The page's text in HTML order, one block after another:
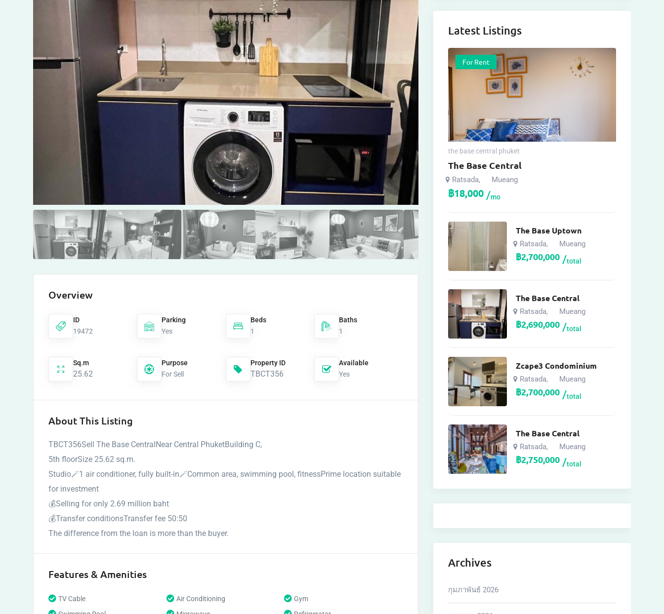
Overview
ID
19472
Parking
Yes
Beds
1
Baths
1
Sq.m
25.62
Purpose
For Sell
Property ID
TBCT356
Available
Yes
About This Listing
TBCT356Sell The Base CentralNear Central PhuketBuilding C,
5th floorSize 25.62 sq.m.
Studio🪄1 air conditioner, fully built-in🪄Common area, swimming pool, fitnessPrime location suitable
for investment
💰Selling for only 2.69 million baht
💰Transfer conditionsTransfer fee 50:50
The difference from the loan is more than the buyer.
Features & Amenities
TV Cable Air Conditioning
Gym
Latest Listings
For Rent
the base central phuket
The Base Central
Ratsada, Mueang
฿18,000 mo
The Base Uptown
Ratsada, Mueang
฿2,700,000 total
The Base Central
Ratsada, Mueang
฿2,690,000 total
Zcape3 Condominium
Ratsada, Mueang
฿2,700,000 total
The Base Central
Ratsada, Mueang
฿2,750,000 total
Archives
กุมภาพันธ์ 2026